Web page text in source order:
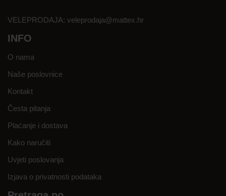
VELEPRODAJA: veleprodaja@mattex.hr
INFO
O nama
Naše poslovnice
Kontakt
Česta pitanja
Plaćanje i dostava
Kako naručiti
Uvjeti poslovanja
Izjava o privatnosti podataka